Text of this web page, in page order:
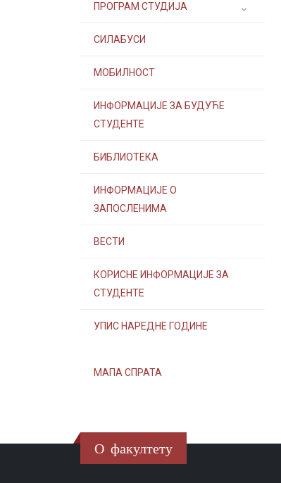
ПРОГРАМ СТУДИЈА
СИЛАБУСИ
МОБИЛНОСТ
ИНФОРМАЦИЈЕ ЗА БУДУЋЕ
СТУДЕНТЕ
БИБЛИОТЕКА
ИНФОРМАЦИЈЕ О
ЗАПОСЛЕНИМА
ВЕСТИ
КОРИСНЕ ИНФОРМАЦИЈЕ ЗА
СТУДЕНТЕ
УПИС НАРЕДНЕ ГОДИНЕ
МАПА СПРАТА
О факултету